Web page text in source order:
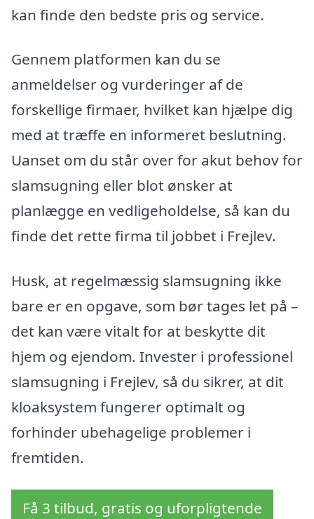
kan finde den bedste pris og service.
Gennem platformen kan du se
anmeldelser og vurderinger af de
forskellige firmaer, hvilket kan hjælpe dig
med at træffe en informeret beslutning.
Uanset om du står over for akut behov for
slamsugning eller blot ønsker at
planlægge en vedligeholdelse, så kan du
finde det rette firma til jobbet i Frejlev.
Husk, at regelmæssig slamsugning ikke
bare er en opgave, som bør tages let på –
det kan være vitalt for at beskytte dit
hjem og ejendom. Invester i professionel
slamsugning i Frejlev, så du sikrer, at dit
kloaksystem fungerer optimalt og
forhinder ubehagelige problemer i
fremtiden.
Få 3 tilbud, gratis og uforpligtende